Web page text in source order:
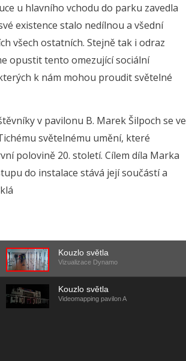
u hlavního vchodu do parku zavedla
existence stalo nedílnou a všední
všech ostatních. Stejně tak i odraz
opustit tento omezující sociální
k nám mohou proudit světelné
v pavilonu B. Marek Šilpoch se ve
světelnému umění, které
polovině 20. století. Cílem díla Marka
do instalace stává její součástí a
Kouzlo světla
Vizualizace Dynamo
Kouzlo světla
Videomapping pavilon A